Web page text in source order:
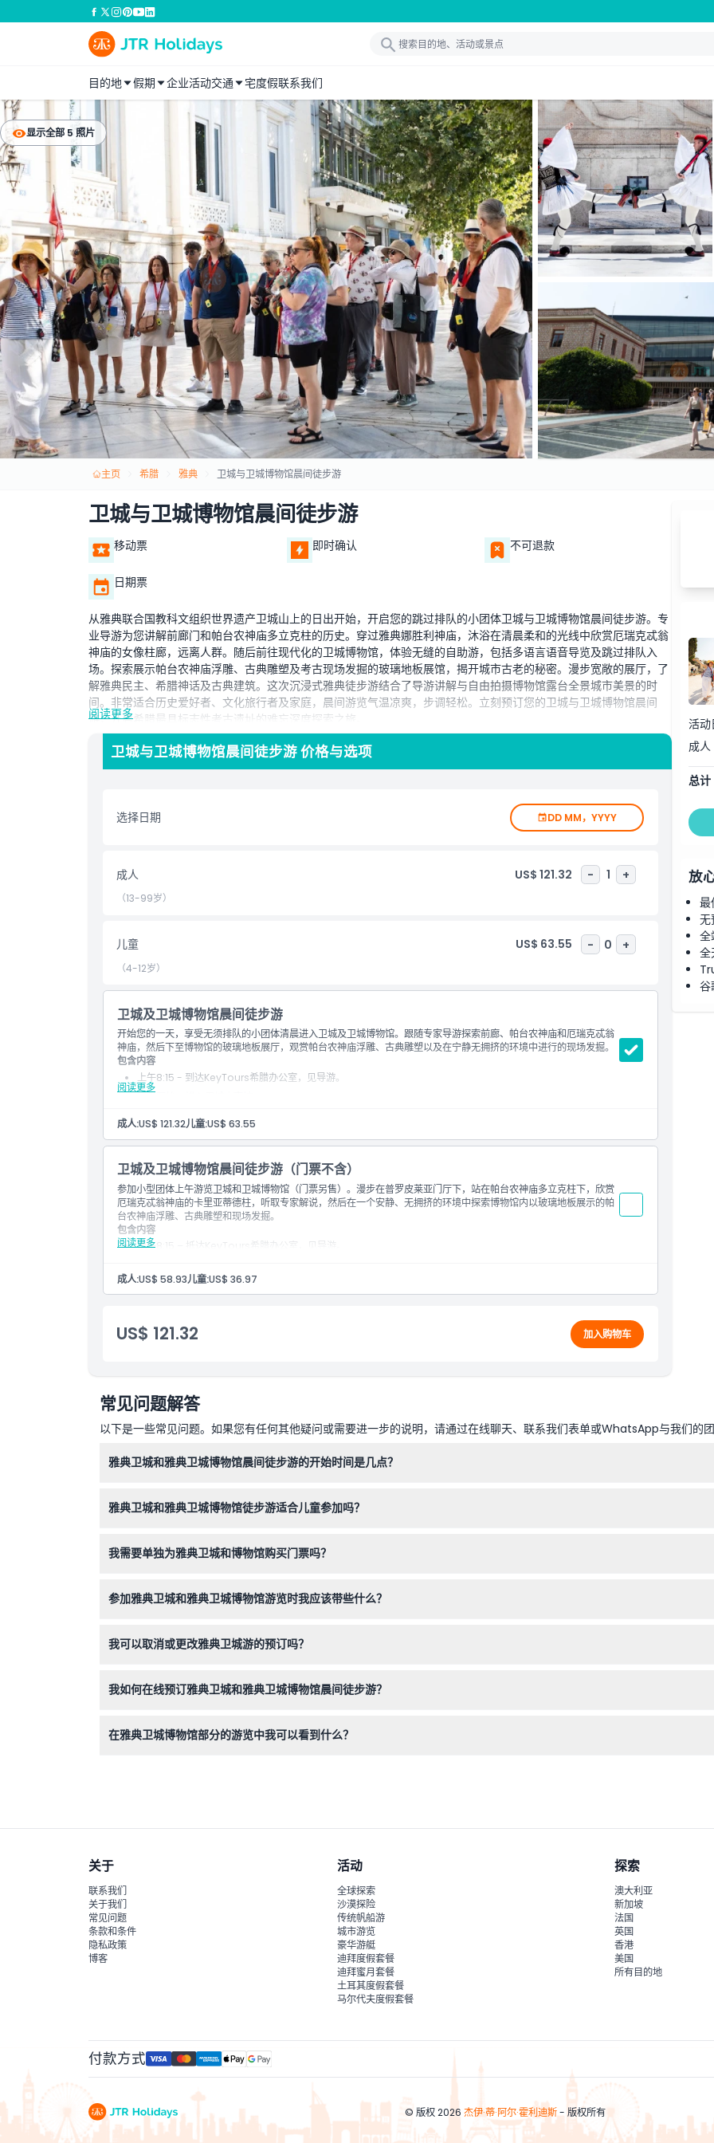
目的地 假期 企业活动交通 宅度假联系我们
显示全部 5 照片
主页 希腊 雅典 卫城与卫城博物馆晨间徒步游
卫城与卫城博物馆晨间徒步游
移动票 即时确认 不可退款
日期票
从雅典联合国教科文组织世界遗产卫城山上的日出开始，开启您的跳过排队的小团体卫城与卫城博物馆晨间徒步游。专
业导游为您讲解前廊门和帕台农神庙多立克柱的历史。穿过雅典娜胜利神庙，沐浴在清晨柔和的光线中欣赏厄瑞克忒翁
神庙的女像柱廊，远离人群。随后前往现代化的卫城博物馆，体验无缝的自助游，包括多语言语音导览及跳过排队入
场。探索展示帕台农神庙浮雕、古典雕塑及考古现场发掘的玻璃地板展馆，揭开城市古老的秘密。漫步宽敞的展厅，了
解雅典民主、希腊神话及古典建筑。这次沉浸式雅典徒步游结合了导游讲解与自由拍摄博物馆露台全景城市美景的时
间。非常适合历史爱好者、文化旅行者及家庭，晨间游览气温凉爽，步调轻松。立刻预订您的卫城与卫城博物馆晨间
游，开启希腊最具标志性考古遗址的难忘深度探索之旅。
亮点
包含项
位置
阅读更多
卫城与卫城博物馆晨间徒步游 价格与选项
选择日期 DD MM，YYYY
成人 US$ 121.32 - 1 +
（13-99岁）
儿童 US$ 63.55 - 0 +
（4-12岁）
卫城及卫城博物馆晨间徒步游
开始您的一天，享受无须排队的小团体清晨进入卫城及卫城博物馆。跟随专家导游探索前廊、帕台农神庙和厄瑞克忒翁
神庙，然后下至博物馆的玻璃地板展厅，观赏帕台农神庙浮雕、古典雕塑以及在宁静无拥挤的环境中进行的现场发掘。
阅读更多
包含内容
上午8:15 - 到达KeyTours希腊办公室，见导游。
行程开始 - 进入卫城山南坡。
参观酒神庙和剧场。
欣赏山顶上的帕台农神庙多立克柱。
在卫城山顶拍摄全景照片。
下山探索卫城博物馆展厅。
观察古代文物和古典时代雕像。
上午11:45 - 行程在博物馆结束。
成人:US$ 121.32儿童:US$ 63.55
卫城及卫城博物馆晨间徒步游（门票不含）
参加小型团体上午游览卫城和卫城博物馆（门票另售）。漫步在普罗皮莱亚门厅下，站在帕台农神庙多立克柱下，欣赏
厄瑞克忒翁神庙的卡里亚蒂德柱，听取专家解说，然后在一个安静、无拥挤的环境中探索博物馆内以玻璃地板展示的帕
台农神庙浮雕、古典雕塑和现场发掘。
阅读更多
包含内容
上午8:15 – 抵达KeyTours希腊办公室，见导游。
参观酒神狄俄尼索斯圣地和剧场。
参观普罗皮莱亚门厅和雅典娜胜利神庙。
欣赏山顶帕台农神庙的多立克柱。
观察古代文物和古典时代雕像。
注意：行程可能因天气或交通情况而变化。
成人:US$ 58.93儿童:US$ 36.97
US$ 121.32 加入购物车
活动
成人
总计
放
最
无
全
全
谷
常见问题解答
以下是一些常见问题。如果您有任何其他疑问或需要进一步的说明，请通过在线聊天、联系我们表单或WhatsApp与我们的团
雅典卫城和雅典卫城博物馆晨间徒步游的开始时间是几点？
雅典卫城和雅典卫城博物馆徒步游适合儿童参加吗？
我需要单独为雅典卫城和博物馆购买门票吗？
参加雅典卫城和雅典卫城博物馆游览时我应该带些什么？
我可以取消或更改雅典卫城游的预订吗？
我如何在线预订雅典卫城和雅典卫城博物馆晨间徒步游？
在雅典卫城博物馆部分的游览中我可以看到什么？
关于
联系我们
关于我们
常见问题
条款和条件
隐私政策
博客
活动
全球探索
沙漠探险
传统帆船游
城市游览
豪华游艇
迪拜度假套餐
迪拜蜜月套餐
土耳其度假套餐
马尔代夫度假套餐
探索
澳大利亚
新加坡
法国
英国
香港
美国
所有目的地
付款方式
© 版权 2026 杰伊·蒂·阿尔·霍利迪斯- 版权所有